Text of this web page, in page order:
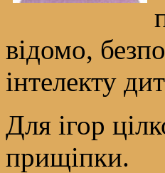
відомо,
інтелекту
Для ігор
прищіпки.